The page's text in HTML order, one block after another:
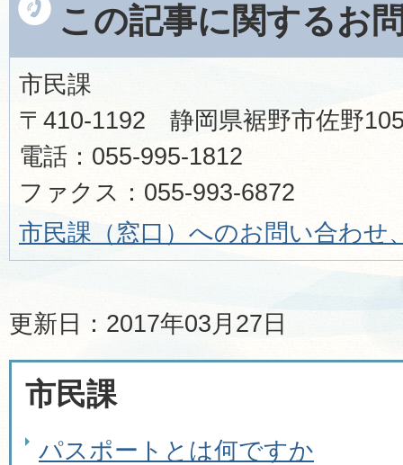
この記事に関するお
市民課
〒410-1192 静岡県裾野市佐野
電話：055-995-1812
ファクス：055-993-6872
市民課（窓口）へのお問い合わせ
更新日：2017年03月27日
市民課
パスポートとは何ですか